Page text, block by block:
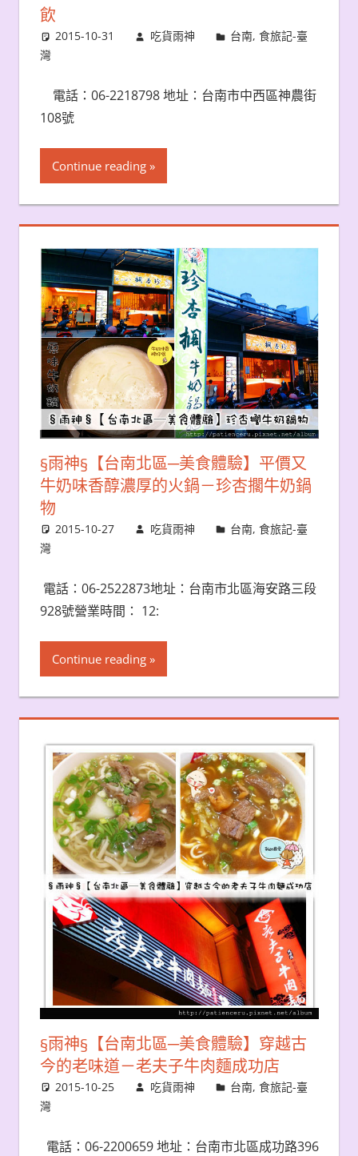
飲
2015-10-31 吃貨雨神 台南,食旅記-臺
灣
電話：06-2218798 地址：台南市中西區神農街
108號
Continue reading
§雨神§【台南北區─美食體驗】平價又
牛奶味香醇濃厚的火鍋－珍杏擱牛奶鍋
物
2015-10-27 吃貨雨神 台南,食旅記-臺
灣
電話：06-2522873地址：台南市北區海安路三段
928號營業時間： 12:
Continue reading
§雨神§【台南北區─美食體驗】穿越古
今的老味道－老夫子牛肉麵成功店
2015-10-25 吃貨雨神 台南,食旅記-臺
灣
電話：06-2200659 地址：台南市北區成功路396